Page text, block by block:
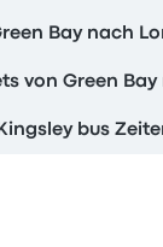
Bay nach
von Green
bus